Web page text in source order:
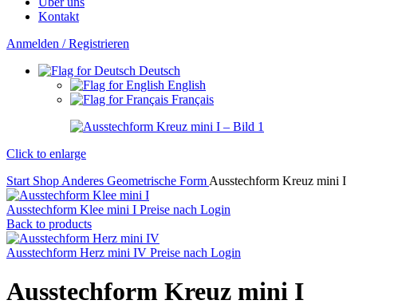
Kontakt
Anmelden / Registrieren
Deutsch
English
Français
Click to enlarge
Start Shop Anderes Geometrische Form Ausstechform Kreuz mini I
Ausstechform Klee mini I Preise nach Login
Back to products
Ausstechform Herz mini IV Preise nach Login
Ausstechform Kreuz mini I